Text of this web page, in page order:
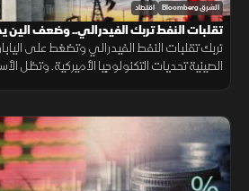
الشرق Bloomberg اقتصاد
تقلبات النفط تربك الفيدرالي.. وضعف الين
تربك تقلبات النفط الفيدرالي وتضغط على
الصينية تحديات التكنولوجيا الأميركية. وتظل